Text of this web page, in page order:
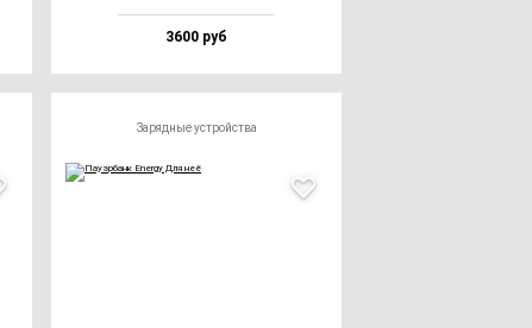
3600 руб
Зарядные устройства